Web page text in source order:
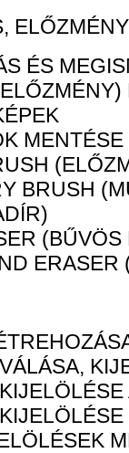
ÉS
MENTÉSE
BRUSH
(BŰVÖS
ERASER